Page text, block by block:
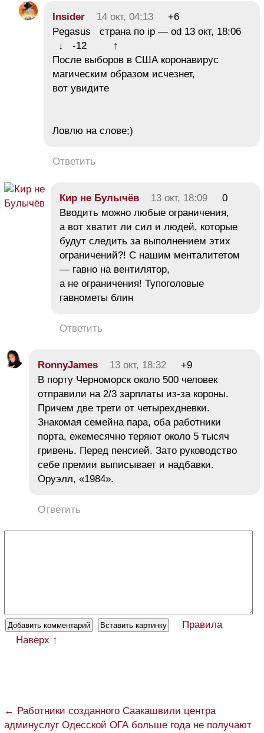
Insider 14 окт, 04:13
+6
Pegasus страна по ip — od 13 окт, 18:06
↓ -12 ↑
После выборов в США коронавирус
магическим образом исчезнет,
вот увидите
Ловлю на слове;)
Ответить
Кир не Булычёв 13 окт, 18:09
0
Вводить можно любые ограничения,
а вот хватит ли сил и людей, которые
будут следить за выполнением этих
ограничений?! С нашим менталитетом
— гавно на вентилятор,
а не ограничения! Тупоголовые
гавнометы блин
Ответить
RonnyJames 13 окт, 18:32
+9
В порту Черноморск около 500 человек
отправили на 2/3 зарплаты из-за короны.
Причем две трети от четырехдневки.
Знакомая семейна пара, оба работники
порта, ежемесячно теряют около 5 тысяч
гривень. Перед пенсией. Зато руководство
себе премии выписывает и надбавки.
Оруэлл, «1984».
Ответить
Правила
Наверх ↑
← Работники созданного Саакашвили центра
админуслуг Одесской ОГА больше года не получают